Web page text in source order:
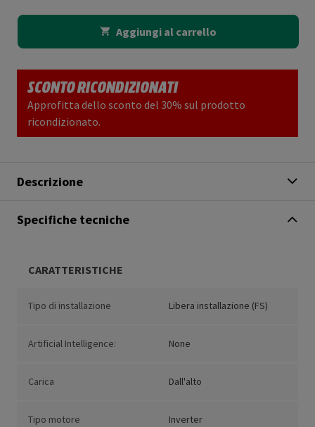
Aggiungi al carrello
SCONTO RICONDIZIONATI
Approfitta dello sconto del 30% sul prodotto
ricondizionato.
Descrizione
Specifiche tecniche
CARATTERISTICHE
Tipo di installazione Libera installazione (FS)
Artificial Intelligence: None
Carica Dall'alto
Tipo motore Inverter